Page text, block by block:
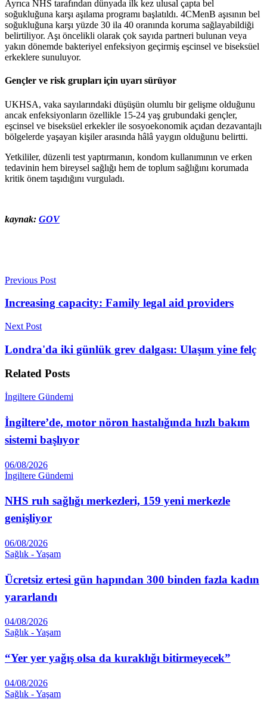
Ayrıca NHS tarafından dünyada ilk kez ulusal çapta bel
soğukluğuna karşı aşılama programı başlatıldı. 4CMenB aşısının bel
soğukluğuna karşı yüzde 30 ila 40 oranında koruma sağlayabildiği
belirtiliyor. Aşı öncelikli olarak çok sayıda partneri bulunan veya
yakın dönemde bakteriyel enfeksiyon geçirmiş eşcinsel ve biseksüel
erkeklere sunuluyor.
Gençler ve risk grupları için uyarı sürüyor
UKHSA, vaka sayılarındaki düşüşün olumlu bir gelişme olduğunu
ancak enfeksiyonların özellikle 15-24 yaş grubundaki gençler,
eşcinsel ve biseksüel erkekler ile sosyoekonomik açıdan dezavantajlı
bölgelerde yaşayan kişiler arasında hâlâ yaygın olduğunu belirtti.
Yetkililer, düzenli test yaptırmanın, kondom kullanımının ve erken
tedavinin hem bireysel sağlığı hem de toplum sağlığını korumada
kritik önem taşıdığını vurguladı.
kaynak: GOV
Previous Post
Increasing capacity: Family legal aid providers
Next Post
Londra'da iki günlük grev dalgası: Ulaşım yine felç
Related Posts
İngiltere Gündemi
İngiltere’de, motor nöron hastalığında hızlı bakım
sistemi başlıyor
06/08/2026
İngiltere Gündemi
NHS ruh sağlığı merkezleri, 159 yeni merkezle
genişliyor
06/08/2026
Sağlık - Yaşam
Ücretsiz ertesi gün hapından 300 binden fazla kadın
yararlandı
04/08/2026
Sağlık - Yaşam
“Yer yer yağış olsa da kuraklığı bitirmeyecek”
04/08/2026
Sağlık - Yaşam